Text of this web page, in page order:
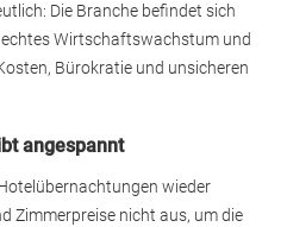
Die Branche befindet sich
Wirtschaftswachstum und
Bürokratie und unsicheren
angespannt
wieder
Zimmerpreise nicht aus, um die